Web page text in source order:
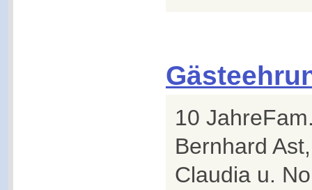
10
Bernhard
Claudia u.